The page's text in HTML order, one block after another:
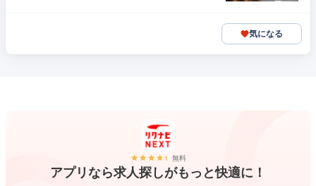
気になる
無料
アプリなら求人探しがもっと快適に！